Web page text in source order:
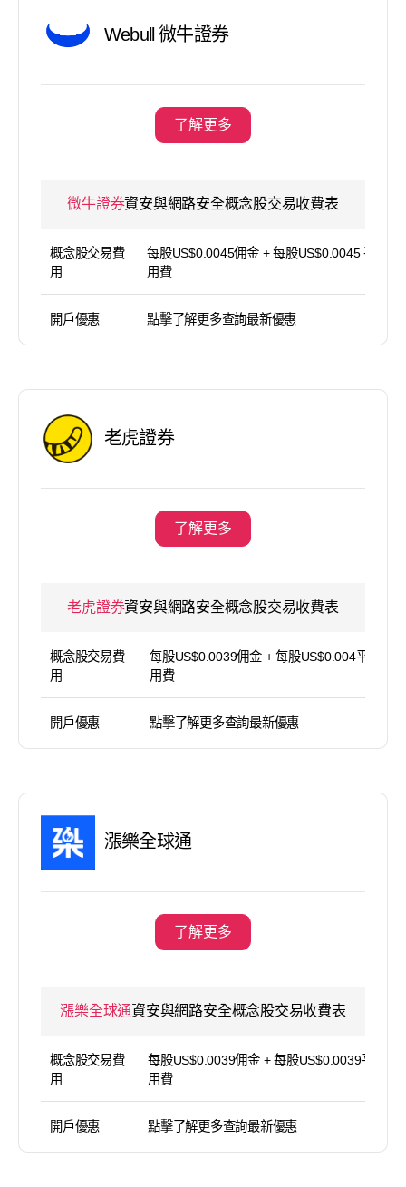
Webull 微牛證券
了解更多
微牛證券資安與網路安全概念股交易收費表
概念股交易費
用
每股US$0.0045佣金 + 每股US$0.0045 平台使
用費
開戶優惠 點擊了解更多查詢最新優惠
老虎證券
了解更多
老虎證券資安與網路安全概念股交易收費表
概念股交易費
用
每股US$0.0039佣金 + 每股US$0.004平台使
用費
開戶優惠 點擊了解更多查詢最新優惠
漲樂全球通
了解更多
漲樂全球通資安與網路安全概念股交易收費表
概念股交易費
用
每股US$0.0039佣金 + 每股US$0.0039平台使
用費
開戶優惠 點擊了解更多查詢最新優惠